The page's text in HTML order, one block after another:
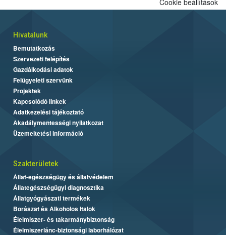
Hivatalunk
Bemutatkozás
Szervezeti felépítés
Gazdálkodási adatok
Felügyeleti szervünk
Projektek
Kapcsolódó linkek
Adatkezelési tájékoztató
Akadálymentességi nyilatkozat
Üzemeltetési információ
Szakterületek
Állat-egészségügy és állatvédelem
Állategészségügyi diagnosztika
Állatgyógyászati termékek
Borászat és Alkoholos Italok
Élelmiszer- és takarmánybiztonság
Élelmiszerlánc-biztonsági laborhálózat